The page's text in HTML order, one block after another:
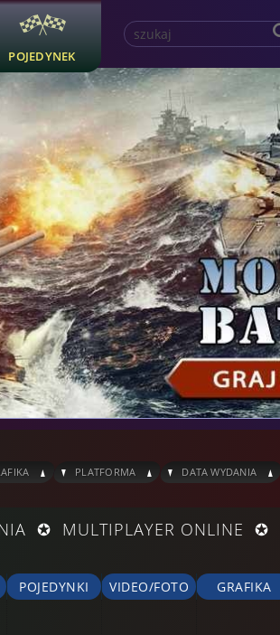
POJEDYNEK
_ ^ PLATFORMA _ ^ DATA WYDANIA _
✪ MULTIPLAYER ONLINE ✪
POJEDYNKI VIDEO/FOTO GRAFIKA